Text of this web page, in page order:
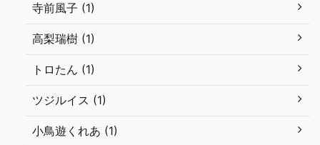
寺前風子 (1)
高梨瑞樹 (1)
トロたん (1)
ツジルイス (1)
小鳥遊くれあ (1)